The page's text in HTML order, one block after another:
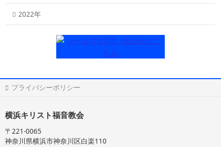
2022年
プライバシーポリシー
横浜キリスト福音教会
〒221-0065
神奈川県横浜市神奈川区白楽110